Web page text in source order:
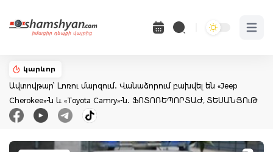
Open
կարևոր
Ավտովթար՝ Լոռու մարզում․ Վանաձորում բախվել են «Jeep
Cherokee»-ն և «Toyota Camry»-ն․ ՖՈՏՈՌԵՊՈՐՏԱԺ, ՏԵՍԱՆՅՈւԹ